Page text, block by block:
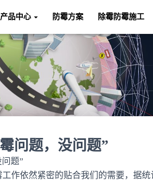
产品中心 防霉方案 除霉防霉施工
问题，没问题”
题”
作依然紧密的贴合我们的需要，据统